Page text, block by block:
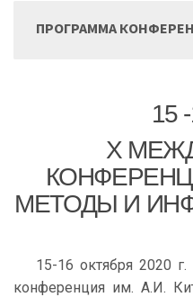
ПРОГРАММА
15
Х
МЕТОДЫ И
15-16 октября 2020
конференция им. А.И.